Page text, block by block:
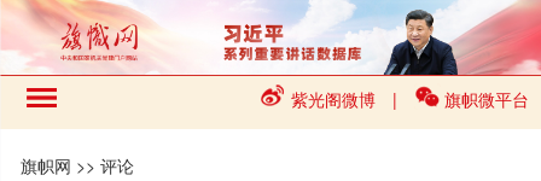
紫光阁微博 | 旗帜微平台
旗帜网 >>评论